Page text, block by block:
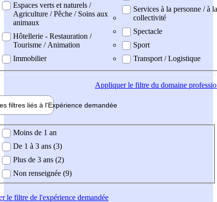
Espaces verts et naturels /
Agriculture / Pêche / Soins aux
animaux
Hôtellerie - Restauration /
Tourisme / Animation
Immobilier
Services à la personne / à la
collectivité
Spectacle
Sport
Transport / Logistique
Appliquerle filtre du domaine
filtres liés à l'Expérience demandée
demandée
Moins de 1 an
De 1 à 3 ans (3)
Plus de 3 ans (2)
Non renseignée (9)
le filtre de l'expérience demandée